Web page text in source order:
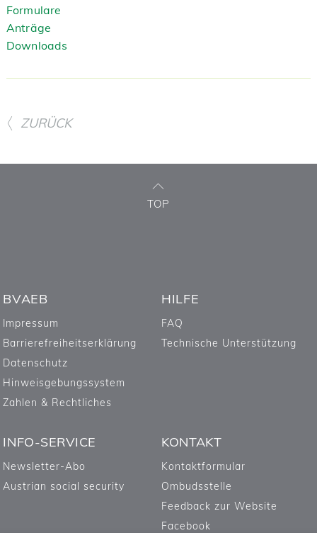
Formulare
Anträge
Downloads
ZURÜCK
TOP
BVAEB
Impressum
Barrierefreiheitserklärung
Datenschutz
Hinweisgebungssystem
Zahlen & Rechtliches
HILFE
FAQ
Technische Unterstützung
INFO-SERVICE
Newsletter-Abo
Austrian social security
KONTAKT
Kontaktformular
Ombudsstelle
Feedback zur Website
Facebook